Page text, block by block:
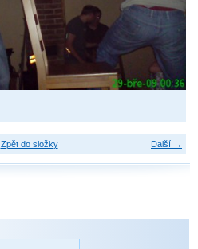
Další →
Zpět do složky